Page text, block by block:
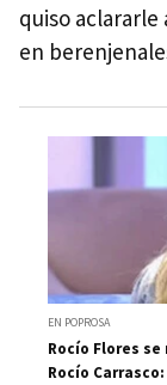
quiso aclararle
en
EN POPROSA
Rocío Flores
Rocío